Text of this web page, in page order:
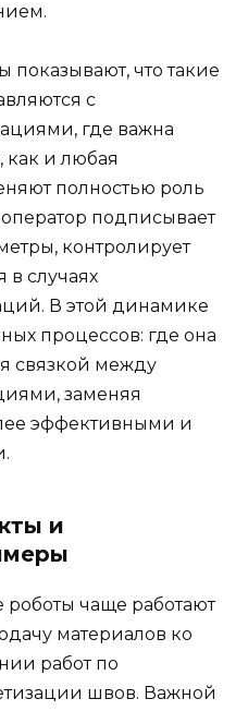
что такие
с
где важна
как и любая
полностью роль
подписывает
контролирует
в случаях
В этой динамике
процессов: где она
связкой между
заменяя
эффективными и
и
чаще работают
материалов ко
работ по
швов. Важной